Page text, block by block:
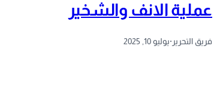
عملية الانف والشخير
فريق التحرير ·يوليو 10, 2025